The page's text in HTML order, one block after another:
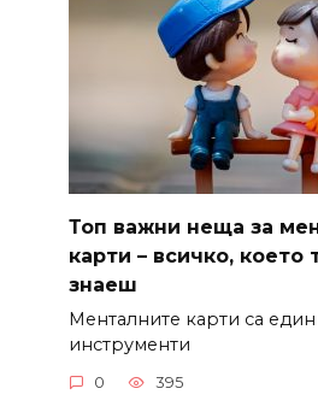
Топ важни неща за
карти – всичко, което
знаеш
Менталните карти са
инструменти
0 395